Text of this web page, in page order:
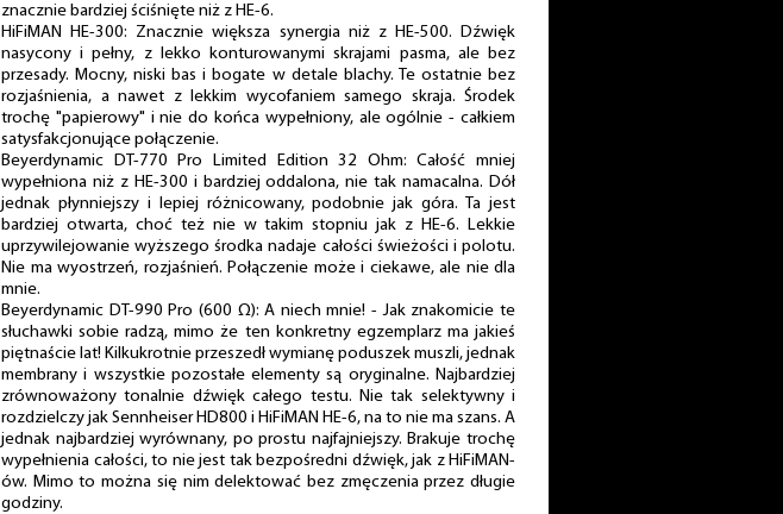
znacznie bardziej ściśnięte niż z HE-6.
HiFiMAN HE-300: Znacznie większa synergia niż z HE-500. Dźwięk
nasycony i pełny, z lekko konturowanymi skrajami pasma, ale bez
przesady. Mocny, niski bas i bogate w detale blachy. Te ostatnie bez
rozjaśnienia, a nawet z lekkim wycofaniem samego skraja. Środek
trochę "papierowy" i nie do końca wypełniony, ale ogólnie - całkiem
satysfakcjonujące połączenie.
Beyerdynamic DT-770 Pro Limited Edition 32 Ohm: Całość mniej
wypełniona niż z HE-300 i bardziej oddalona, nie tak namacalna. Dół
jednak płynniejszy i lepiej różnicowany, podobnie jak góra. Ta jest
bardziej otwarta, choć też nie w takim stopniu jak z HE-6. Lekkie
uprzywilejowanie wyższego środka nadaje całości świeżości i polotu.
Nie ma wyostrzeń, rozjaśnień. Połączenie może i ciekawe, ale nie dla
mnie.
Beyerdynamic DT-990 Pro (600 Ω): A niech mnie! - Jak znakomicie te
słuchawki sobie radzą, mimo że ten konkretny egzemplarz ma jakieś
piętnaście lat! Kilkukrotnie przeszedł wymianę poduszek muszli, jednak
membrany i wszystkie pozostałe elementy są oryginalne. Najbardziej
zrównoważony tonalnie dźwięk całego testu. Nie tak selektywny i
rozdzielczy jak Sennheiser HD800 i HiFiMAN HE-6, na to nie ma szans. A
jednak najbardziej wyrównany, po prostu najfajniejszy. Brakuje trochę
wypełnienia całości, to nie jest tak bezpośredni dźwięk, jak z HiFiMAN-
ów. Mimo to można się nim delektować bez zmęczenia przez długie
godziny.